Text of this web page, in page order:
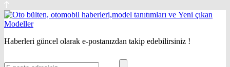
Haberleri güncel olarak e-postanızdan takip edebilirsiniz !